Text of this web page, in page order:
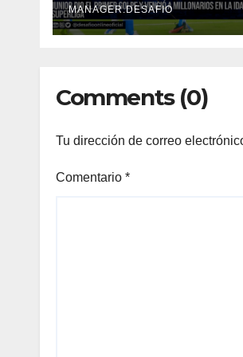
MANAGER.DESAFIO
Comments (0)
Tu dirección de correo
Comentario *